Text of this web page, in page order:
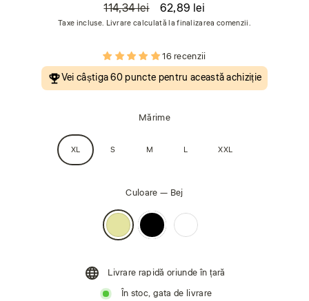
Preț
obișnuit
114,34 lei Preț
de
62,89 lei
Taxe incluse. Livrare calculată la finalizarea comenzii.
16 recenzii
Vei câștiga60 puncte pentru această achiziție
Mărime
XL S M L XXL
Culoare — Bej
Livrare rapidă oriunde în țară
În stoc, gata de livrare